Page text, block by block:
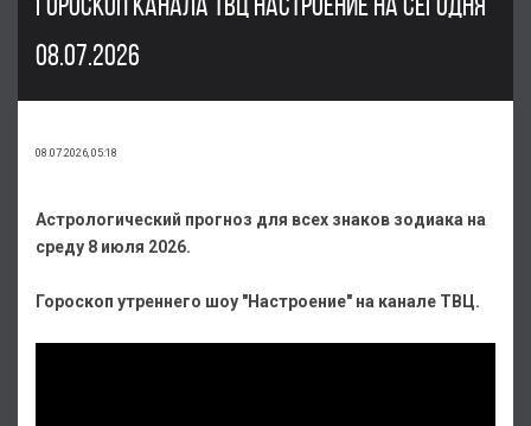
ГОРОСКОП КАНАЛА ТВЦ НАСТРОЕНИЕ НА СЕГОДНЯ
08.07.2026
08.07.2026, 05:18
Астрологический прогноз для всех знаков зодиака на
среду 8 июля 2026.
Гороскоп утреннего шоу "Настроение" на канале ТВЦ.